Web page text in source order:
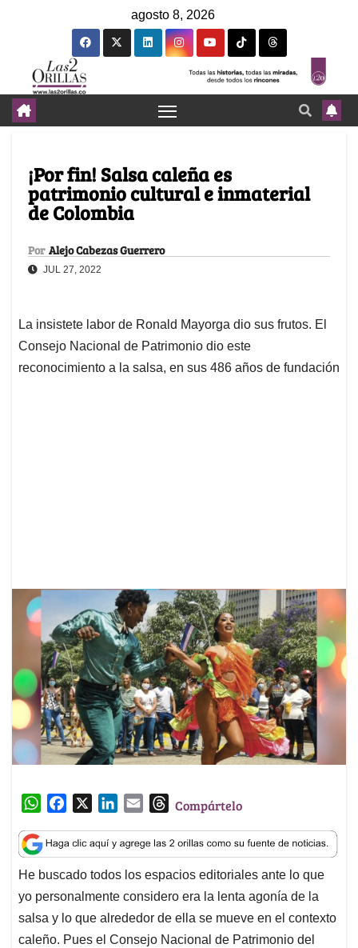
agosto 8, 2026
¡Por fin! Salsa caleña es
patrimonio cultural e inmaterial
de Colombia
Por Alejo Cabezas Guerrero
JUL 27, 2022
La insistete labor de Ronald Mayorga dio sus frutos. El
Consejo Nacional de Patrimonio dio este
reconocimiento a la salsa, en sus 486 años de fundación
W
a
t
s
A
p
p
c
e
b
o
o
k
n
k
e
d
I
n
a
i
l
T
r
e
a
d
s
Compártelo
He buscado todos los espacios editoriales ante lo que
yo personalmente considero era la lenta agonía de la
salsa y lo que alrededor de ella se mueve en el contexto
caleño. Pues el Consejo Nacional de Patrimonio del